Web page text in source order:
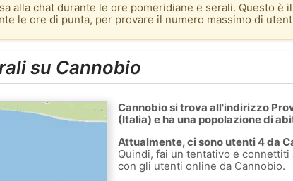
alla chat durante le ore pomeridiane e serali. Questo è
le ore di punta, per provare il numero massimo di
su Cannobio
Cannobio si trova all'indirizzo
(Italia) e ha una popolazione di
Attualmente, ci sono utenti 4 da
Quindi, fai un tentativo e
con gli utenti online da Cannobio.